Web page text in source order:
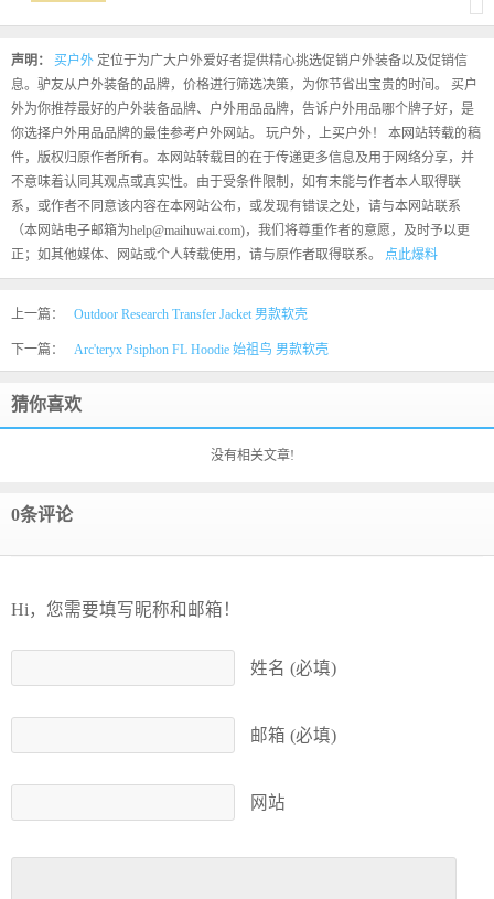
声明： 买户外 定位于为广大户外爱好者提供精心挑选促销户外装备以及促销信
息。驴友从户外装备的品牌，价格进行筛选决策，为你节省出宝贵的时间。 买户
外为你推荐最好的户外装备品牌、户外用品品牌，告诉户外用品哪个牌子好，是
你选择户外用品品牌的最佳参考户外网站。 玩户外，上买户外！ 本网站转载的稿
件，版权归原作者所有。本网站转载目的在于传递更多信息及用于网络分享，并
不意味着认同其观点或真实性。由于受条件限制，如有未能与作者本人取得联
系，或作者不同意该内容在本网站公布，或发现有错误之处，请与本网站联系
（本网站电子邮箱为help@maihuwai.com)，我们将尊重作者的意愿，及时予以更
正；如其他媒体、网站或个人转载使用，请与原作者取得联系。 点此爆料
上一篇： Outdoor Research Transfer Jacket 男款软壳
下一篇： Arc'teryx Psiphon FL Hoodie 始祖鸟 男款软壳
猜你喜欢
没有相关文章!
0条评论
Hi，您需要填写昵称和邮箱！
姓名 (必填)
邮箱 (必填)
网站